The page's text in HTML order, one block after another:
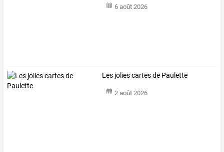
6 août 2026
Les jolies cartes de Paulette
2 août 2026